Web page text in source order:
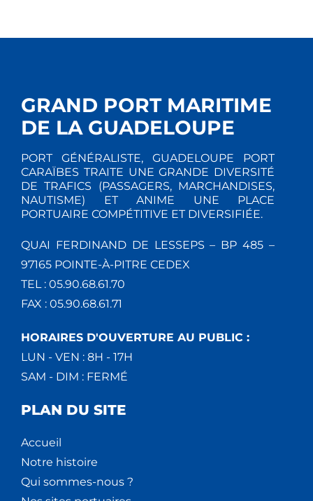
GRAND PORT MARITIME
DE LA GUADELOUPE
PORT GÉNÉRALISTE, GUADELOUPE PORT
CARAÏBES TRAITE UNE GRANDE DIVERSITÉ
DE TRAFICS (PASSAGERS, MARCHANDISES,
NAUTISME) ET ANIME UNE PLACE
PORTUAIRE COMPÉTITIVE ET DIVERSIFIÉE.
QUAI FERDINAND DE LESSEPS – BP 485 –
97165 POINTE-À-PITRE CEDEX
TEL : 05.90.68.61.70
FAX : 05.90.68.61.71
HORAIRES D'OUVERTURE AU PUBLIC :
LUN - VEN : 8H - 17H
SAM - DIM : FERMÉ
PLAN DU SITE
Accueil
Notre histoire
Qui sommes-nous ?